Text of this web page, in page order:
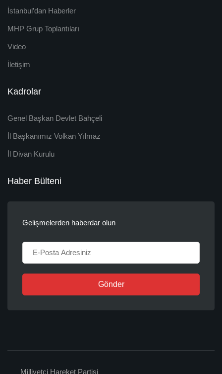
İstanbul’dan Haberler
MHP Grup Toplantıları
Video
İletişim
Kadrolar
Genel Başkan Devlet Bahçeli
İl Başkanımız Volkan Yılmaz
İl Divan Kurulu
Haber Bülteni
Gelişmelerden haberdar olun
Gönder
Milliyetçi Hareket Partisi